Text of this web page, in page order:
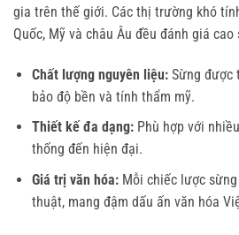
gia trên thế giới. Các thị trường khó
Quốc, Mỹ và châu Âu đều đánh giá
Chất lượng nguyên liệu:Sừng được
bảo độ bền và tính thẩm mỹ.
Thiết kế đa dạng:Phù hợp với
thống đến hiện đại.
Giá trị văn hóa:Mỗi chiếc lược
thuật, mang đậm dấu ấn văn hóa